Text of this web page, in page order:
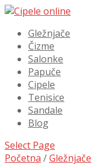
Gležnjače
Čizme
Salonke
Papuče
Cipele
Tenisice
Sandale
Blog
Select Page
Početna /Gležnjače